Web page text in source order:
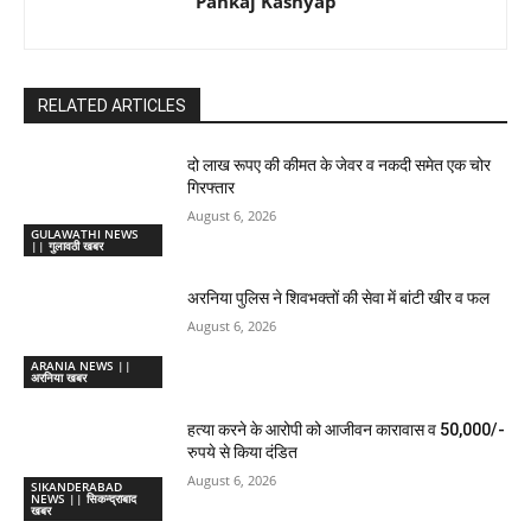
RELATED ARTICLES
GULAWATHI NEWS
|| गुलावठी खबर
दो लाख रूपए की कीमत के जेवर व नकदी समेत एक चोर
गिरफ्तार
August 6, 2026
ARANIA NEWS ||
अरनिया खबर
अरनिया पुलिस ने शिवभक्तों की सेवा में बांटी खीर व फल
August 6, 2026
SIKANDERABAD
NEWS || सिकन्द्राबाद
खबर
हत्या करने के आरोपी को आजीवन कारावास व 50,000/-
रुपये से किया दंडित
August 6, 2026